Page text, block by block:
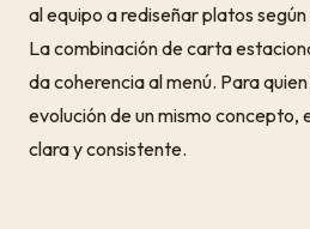
al equipo a rediseñar platos
La combinación de carta
da coherencia al menú. Para
evolución de un mismo concepto,
clara y consistente.